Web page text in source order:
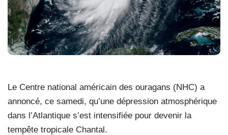
Le Centre national américain des ouragans (NHC) a
annoncé, ce samedi, qu’une dépression atmosphérique
dans l’Atlantique s’est intensifiée pour devenir la
tempête tropicale Chantal.